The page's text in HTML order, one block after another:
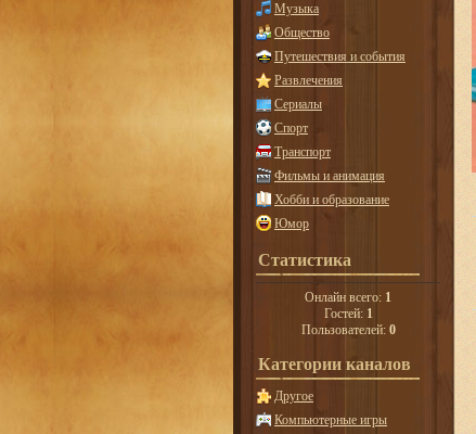
Музыка
Общество
Путешествия и события
Развлечения
Сериалы
Спорт
Транспорт
Фильмы и анимация
Хобби и образование
Юмор
Статистика
Онлайн всего: 1
Гостей: 1
Пользователей: 0
Категории каналов
Другое
Компьютерные игры